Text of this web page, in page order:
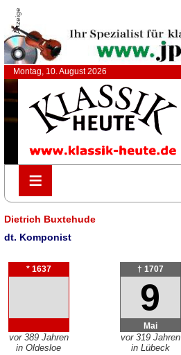
Anzeige
Montag, 10. August 2026
≡
≡
Dietrich Buxtehude
dt. Komponist
* 1637
vor 389 Jahren
in Oldesloe
† 1707
9
Mai
vor 319 Jahren
in Lübeck